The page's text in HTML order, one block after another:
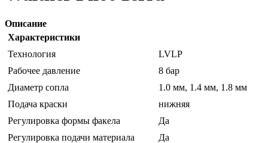
Описание
Характеристики
Технология
LVLP
Рабочее давление
8 бар
Диаметр сопла
1.0 мм, 1.4 мм, 1.8 мм
Подача краски
нижняя
Регулировка формы факела
Да
Регулировка подачи материала
Да